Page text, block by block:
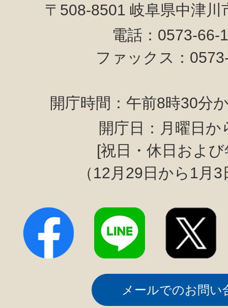
〒508-8501 岐阜県中津
電話：0573-
ファックス：
開庁時間：午前8時30分
開庁日：月曜日か
[祝日・休日およ
（12月29日から1月
メールでのお問い